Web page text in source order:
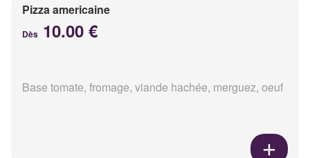
Pizza americaine
Dès 10.00 €
Base tomate, fromage, viande hachée, merguez, oeuf